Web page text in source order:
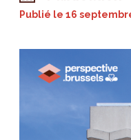
Publié le16